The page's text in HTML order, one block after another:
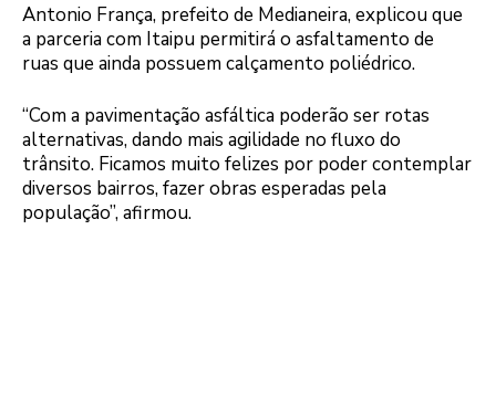
Antonio França, prefeito de Medianeira, explicou que
a parceria com Itaipu permitirá o asfaltamento de
ruas que ainda possuem calçamento poliédrico.
“Com a pavimentação asfáltica poderão ser rotas
alternativas, dando mais agilidade no fluxo do
trânsito. Ficamos muito felizes por poder contemplar
diversos bairros, fazer obras esperadas pela
população”, afirmou.